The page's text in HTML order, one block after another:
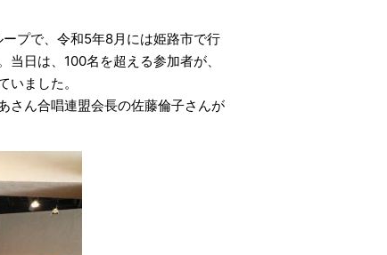
プで、令和5年8月には姫路市で行
日は、100名を超える参加者が、
ました。
さん合唱連盟会長の佐藤倫子さんが